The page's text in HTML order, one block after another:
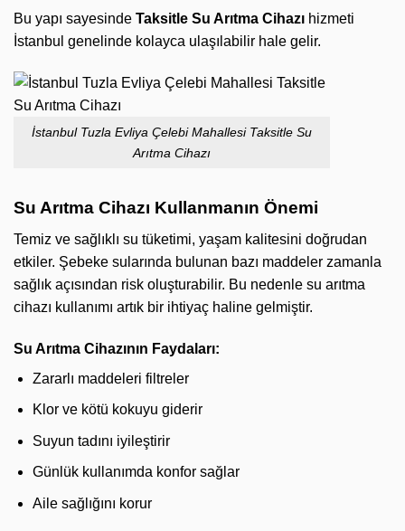
Bu yapı sayesinde Taksitle Su Arıtma Cihazı hizmeti
İstanbul genelinde kolayca ulaşılabilir hale gelir.
İstanbul Tuzla Evliya Çelebi Mahallesi Taksitle Su
Arıtma Cihazı
Su Arıtma Cihazı Kullanmanın Önemi
Temiz ve sağlıklı su tüketimi, yaşam kalitesini doğrudan
etkiler. Şebeke sularında bulunan bazı maddeler zamanla
sağlık açısından risk oluşturabilir. Bu nedenle su arıtma
cihazı kullanımı artık bir ihtiyaç haline gelmiştir.
Su Arıtma Cihazının Faydaları:
Zararlı maddeleri filtreler
Klor ve kötü kokuyu giderir
Suyun tadını iyileştirir
Günlük kullanımda konfor sağlar
Aile sağlığını korur